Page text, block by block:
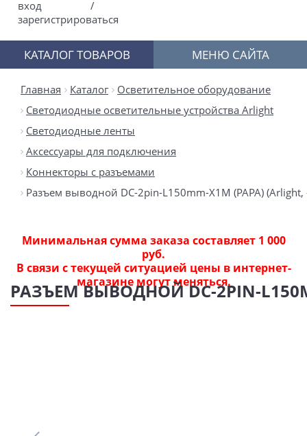
вход
/
зарегистрироваться
КАТАЛОГ ТОВАРОВ МЕНЮ САЙТА
Главная Каталог
Осветительное оборудование
Светодиодные осветительные устройства Arlight
Светодиодные ленты
Аксессуары для подключения
Коннекторы с разъемами
Разъем выводной DC-2pin-L150mm-X1M (PAPA) (Arlight,
Минимальная сумма заказа составляет 1 000
руб.
В связи с текущей ситуацией цены в интернет-
магазине могут меняться.
РАЗЪЕМ ВЫВОДНОЙ DC-2PIN-